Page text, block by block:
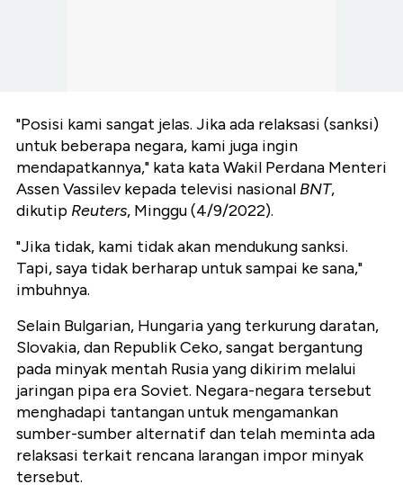
"Posisi kami sangat jelas. Jika ada relaksasi (sanksi)
untuk beberapa negara, kami juga ingin
mendapatkannya," kata kata Wakil Perdana Menteri
Assen Vassilev kepada televisi nasional BNT,
dikutip Reuters, Minggu (4/9/2022).
"Jika tidak, kami tidak akan mendukung sanksi.
Tapi, saya tidak berharap untuk sampai ke sana,"
imbuhnya.
Selain Bulgarian, Hungaria yang terkurung daratan,
Slovakia, dan Republik Ceko, sangat bergantung
pada minyak mentah Rusia yang dikirim melalui
jaringan pipa era Soviet. Negara-negara tersebut
menghadapi tantangan untuk mengamankan
sumber-sumber alternatif dan telah meminta ada
relaksasi terkait rencana larangan impor minyak
tersebut.